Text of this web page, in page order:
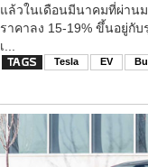
แล้วในเดือนมีนาคมที่ผ่าน
ราคาลง 15-19% ขึ้นอยู่กั
เ...
Tesla EV